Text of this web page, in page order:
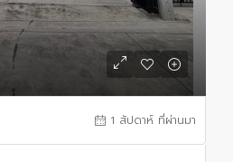
1 สัปดาห์ ที่ผ่านมา